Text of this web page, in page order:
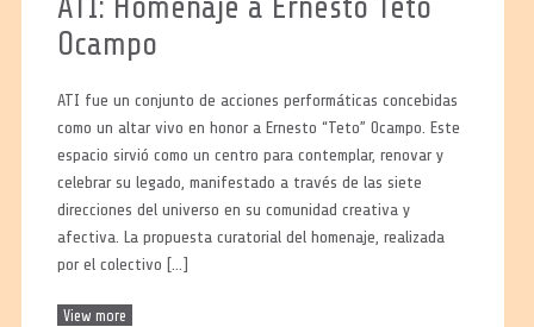
ATI: Homenaje a Ernesto Teto
Ocampo
ATI fue un conjunto de acciones performáticas concebidas
como un altar vivo en honor a Ernesto “Teto” Ocampo. Este
espacio sirvió como un centro para contemplar, renovar y
celebrar su legado, manifestado a través de las siete
direcciones del universo en su comunidad creativa y
afectiva. La propuesta curatorial del homenaje, realizada
por el colectivo […]
View more